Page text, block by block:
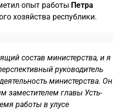
опыт работы Петра
хозяйства республики.
состав министерства, и я
руководитель
министерства. Он
заместителем главы Усть-
работы в улусе